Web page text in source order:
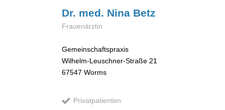
Dr. med. Nina Betz
Frauenärztin
Gemeinschaftspraxis
Wilhelm-Leuschner-Straße 21
67547 Worms
Privatpatienten